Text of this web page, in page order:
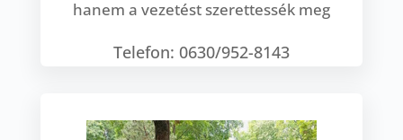
hanem a vezetést szerettessék meg
Telefon: 0630/952-8143